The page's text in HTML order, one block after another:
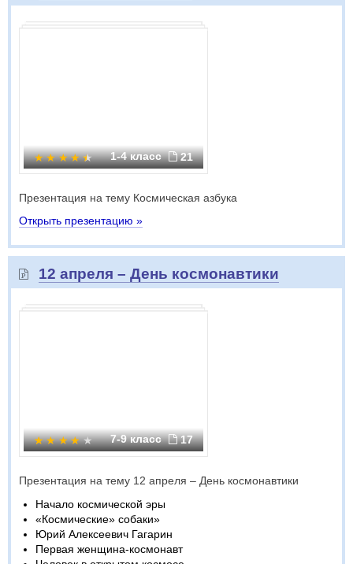
1-4 класс 21
Презентация на тему Космическая азбука
Открыть презентацию »
12 апреля – День космонавтики
7-9 класс 17
Презентация на тему 12 апреля – День космонавтики
Начало космической эры
«Космические» собаки»
Юрий Алексеевич Гагарин
Первая женщина-космонавт